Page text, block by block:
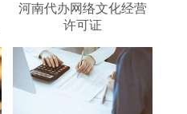
河南代办网络文化经营
许可证